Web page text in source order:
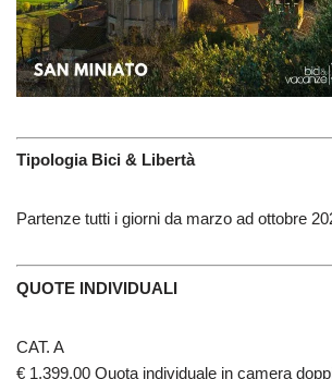
Tipologia Bici & Libertà
Partenze tutti i giorni da marzo ad ottobre
QUOTE INDIVIDUALI
CAT. A
€ 1.399,00 Quota individuale in camera